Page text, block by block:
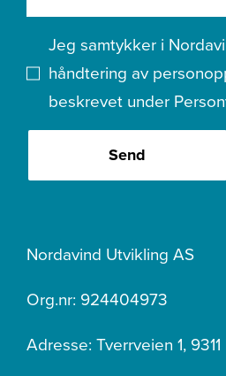
Jeg samtykker i
håndtering av
beskrevet under
Send
Nordavind Utvikling AS
Org.nr: 924404973
Adresse: Tverrveien 1,